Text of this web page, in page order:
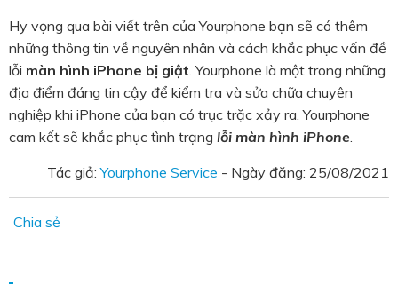
Hy vọng qua bài viết trên của Yourphone bạn sẽ có thêm
những thông tin về nguyên nhân và cách khắc phục vấn đề
lỗi màn hình iPhone bị giật. Yourphone là một trong những
địa điểm đáng tin cậy để kiểm tra và sửa chữa chuyên
nghiệp khi iPhone của bạn có trục trặc xảy ra. Yourphone
cam kết sẽ khắc phục tình trạng lỗi màn hình iPhone.
Tác giả:Yourphone Service - Ngày đăng: 25/08/2021
Chia sẻ